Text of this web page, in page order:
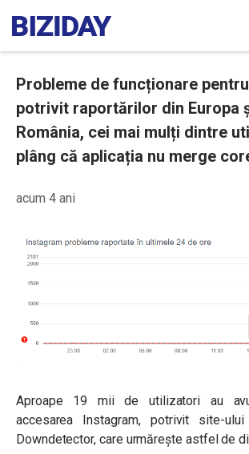
Probleme de funcționare
potrivit raportărilor din Europa
România, cei mai mulți dintre
plâng că aplicația nu merge
acum 4 ani
Aproape 19 mii de utilizatori au
accesarea Instagram, potrivit site-
Downdetector, care urmărește astfel de